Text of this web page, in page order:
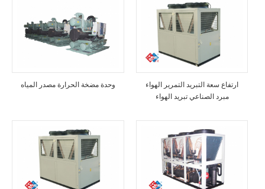
وحدة مضخة الحرارة مصدر المياه
ارتفاع سعة التبريد التمرير الهواء
مبرد الصناعي تبريد الهواء